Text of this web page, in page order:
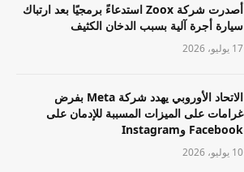
أصدرت شركة Zoox استدعاءً برمجيًا بعد ارتباك
سيارة أجرة آلية بسبب الدخان الكثيف
17 يوليو، 2026
الاتحاد الأوروبي يهدد شركة Meta بفرض
غرامات على الميزات المسببة للإدمان على
Facebook وInstagram
10 يوليو، 2026